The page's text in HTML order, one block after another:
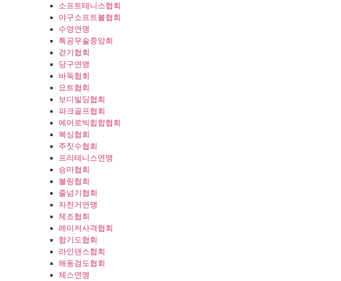
소프트테니스협회
야구소프트볼협회
수영연맹
특공무술중앙회
걷기협회
당구연맹
바둑협회
요트협회
보디빌딩협회
파크골프협회
에어로빅힙합협회
복싱협회
주짓수협회
프리테니스연맹
승마협회
볼링협회
줄넘기협회
자전거연맹
체조협회
레이저사격협회
합기도협회
라인댄스협회
해동검도협회
체스연맹